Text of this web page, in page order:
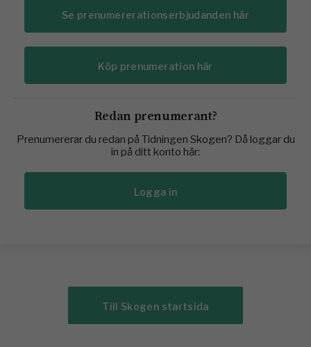
Se prenumererationserbjudanden här
Köp prenumeration här
Redan prenumerant?
Prenumererar du redan på Tidningen Skogen? Då loggar du
in på ditt konto här:
Logga in
Till Skogen startsida